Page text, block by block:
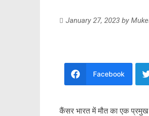
January 27, 2023 by
Facebook
कैंसर भारत में मौत का एक प्रमुख